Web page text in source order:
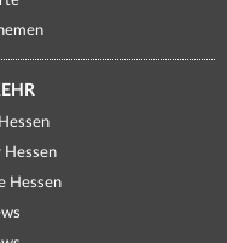
Hessen
Hessen